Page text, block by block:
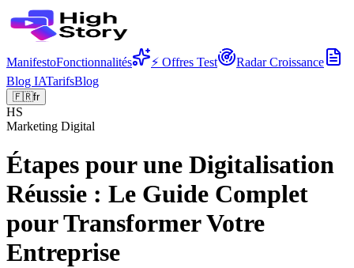
ManifestoFonctionnalités ⚡ Offres Test
Radar Croissance
Blog IATarifsBlog
🇫🇷fr
HS
Marketing Digital
Étapes pour une Digitalisation
Réussie : Le Guide Complet
pour Transformer Votre
Entreprise